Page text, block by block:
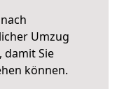
Umzug
, damit Sie
können.